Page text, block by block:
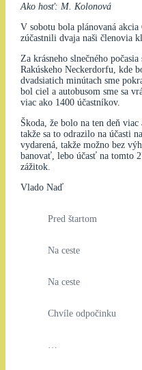
Ako hosť: M. Kolonová
V sobotu bola plánovaná
zúčastnili dvaja naši členovia
Za krásneho slnečného
Rakúskeho Neckerdorfu, kde
dvadsiatich minútach sme
bol ciel a autobusom sme sa
viac ako 1400 účastníkov.
Škoda, že bolo na ten deň
takže sa to odrazilo na účasti
vydarená, takže možno bez
banovať, lebo účasť na tomto
zážitok.
Vlado Naď
Pred štartom
Na ceste
Na ceste
Chvíle odpočinku
…